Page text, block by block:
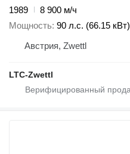
1989
8 900 м/ч
Мощность 90 л.с. (66.15 кВт)
Австрия, Zwettl
LTC-Zwettl